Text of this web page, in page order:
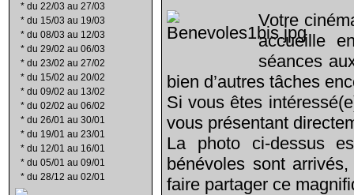
* du 22/03 au 27/03
* du 15/03 au 19/03
* du 08/03 au 12/03
* du 29/02 au 06/03
* du 23/02 au 27/02
* du 15/02 au 20/02
* du 09/02 au 13/02
* du 02/02 au 06/02
* du 26/01 au 30/01
* du 19/01 au 23/01
* du 12/01 au 16/01
* du 05/01 au 09/01
* du 28/12 au 02/01
Votre
accueille
séances
bien d’autres tâches
Si vous êtes
vous présentant
La photo ci-dessus
bénévoles sont
faire partager ce